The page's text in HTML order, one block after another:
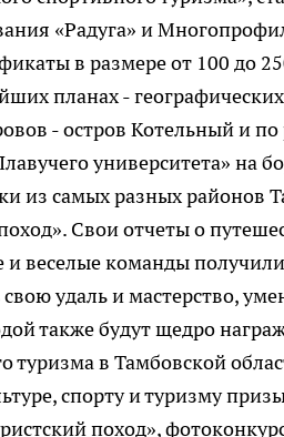
«Радуга» и
в размере от 100 до
планах -
- остров Котельный и по
университета» на
из самых разных районов
Свои отчеты о
веселые команды получили
удаль и мастерство,
также будут щедро
туризма в Тамбовской
спорту и туризму
поход»,